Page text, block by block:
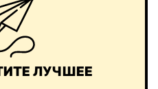
ЛУЧШЕЕ